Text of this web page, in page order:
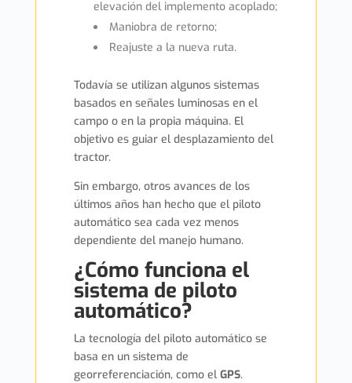
elevación del implemento acoplado;
Maniobra de retorno;
Reajuste a la nueva ruta.
Todavía se utilizan algunos sistemas
basados en señales luminosas en el
campo o en la propia máquina. El
objetivo es guiar el desplazamiento del
tractor.
Sin embargo, otros avances de los
últimos años han hecho que el piloto
automático sea cada vez menos
dependiente del manejo humano.
¿Cómo funciona el
sistema de piloto
automático?
La tecnología del piloto automático se
basa en un sistema de
georreferenciación, como el GPS.